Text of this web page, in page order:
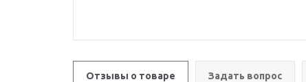
Отзывы о товаре Задать вопрос